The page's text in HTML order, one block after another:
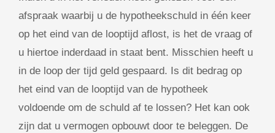
afspraak waarbij u de hypotheekschuld in één keer
op het eind van de looptijd aflost, is het de vraag of
u hiertoe inderdaad in staat bent. Misschien heeft u
in de loop der tijd geld gespaard. Is dit bedrag op
het eind van de looptijd van de hypotheek
voldoende om de schuld af te lossen? Het kan ook
zijn dat u vermogen opbouwt door te beleggen. De